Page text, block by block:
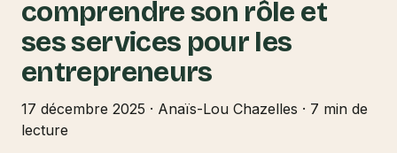
comprendre son rôle et
ses services pour les
entrepreneurs
17 décembre 2025 · Anaïs-Lou Chazelles · 7 min de
lecture